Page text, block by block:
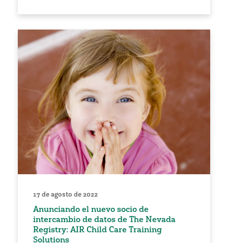
17 de agosto de 2022
Anunciando el nuevo socio de
intercambio de datos de The Nevada
Registry: AIR Child Care Training
Solutions